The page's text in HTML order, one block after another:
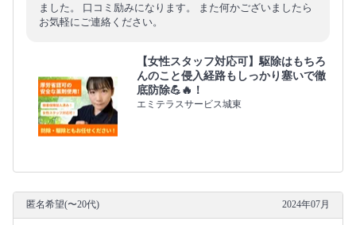
ました。 口コミ励みになります。 また何かございましたら
お気軽にご連絡ください。
【女性スタッフ対応可】駆除はもちろ
んのこと侵入経路もしっかり塞いで徹
底防除💪🔥！
エミテラスサービス城東
匿名希望(〜20代) 2024年07月